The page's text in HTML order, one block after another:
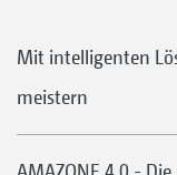
Mit intelligenten
meistern